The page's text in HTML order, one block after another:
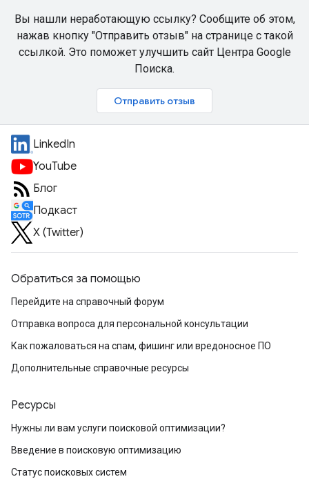
Вы нашли неработающую ссылку? Сообщите об этом,
нажав кнопку "Отправить отзыв" на странице с такой
ссылкой. Это поможет улучшить сайт Центра Google
Поиска.
Отправить отзыв
LinkedIn
YouTube
Блог
Подкаст
X (Twitter)
Обратиться за помощью
Перейдите на справочный форум
Отправка вопроса для персональной консультации
Как пожаловаться на спам, фишинг или вредоносное ПО
Дополнительные справочные ресурсы
Ресурсы
Нужны ли вам услуги поисковой оптимизации?
Введение в поисковую оптимизацию
Статус поисковых систем